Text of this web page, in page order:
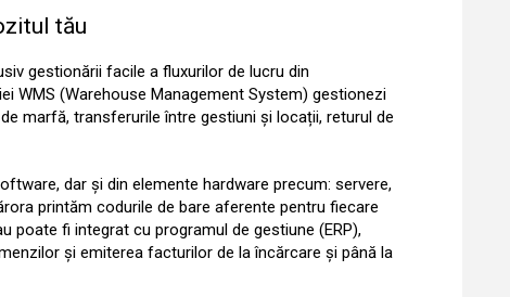
tău
gestionării facile a fluxurilor de lucru din
WMS (Warehouse Management System) gestionezi
marfă, transferurile între gestiuni și locații, returul de
dar și din elemente hardware precum: servere,
printăm codurile de bare aferente pentru fiecare
fi integrat cu programul de gestiune (ERP),
și emiterea facturilor de la încărcare și până la